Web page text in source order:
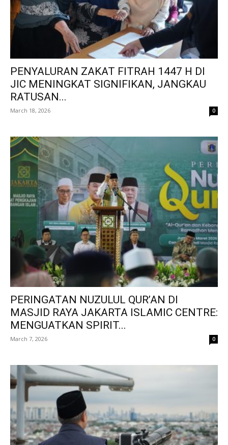
PENYALURAN ZAKAT FITRAH 1447 H DI
JIC MENINGKAT SIGNIFIKAN, JANGKAU
RATUSAN...
March 18, 2026 0
PERINGATAN NUZULUL QUR’AN DI
MASJID RAYA JAKARTA ISLAMIC CENTRE:
MENGUATKAN SPIRIT...
March 7, 2026 0